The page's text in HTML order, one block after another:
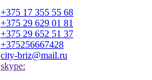
+375 17 355 55 68
+375 29 629 01 81
+375 29 652 51 37
+375256667428
city-briz@mail.ru
skype: